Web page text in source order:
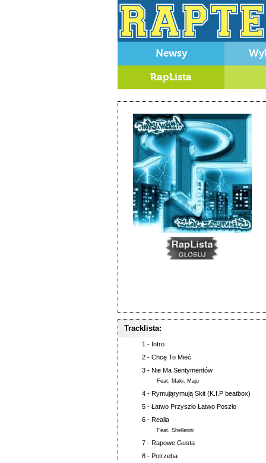
Newsy
RapLista
Tracklista:
1 - Intro
2 - Chcę To Mieć
3 - Nie Ma Sentymentów
Feat. Maki, Maju
4 - Rymująrymują Skit (K.I.P beatbox)
5 - Łatwo Przyszło Łatwo Poszło
6 - Realia
Feat. Shellerini
7 - Rapowe Gusta
8 - Potrzeba